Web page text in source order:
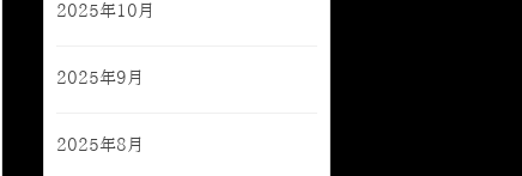
2025年10月
2025年9月
2025年8月